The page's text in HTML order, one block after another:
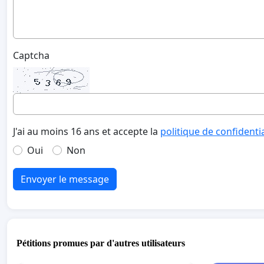
Captcha
J'ai au moins 16 ans et accepte la politique de
Oui
Non
Envoyer le message
Pétitions promues par d'autres utilisateurs